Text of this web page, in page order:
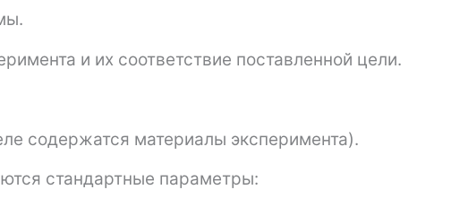
и их соответствие поставленной цели.
содержатся материалы эксперимента).
стандартные параметры: